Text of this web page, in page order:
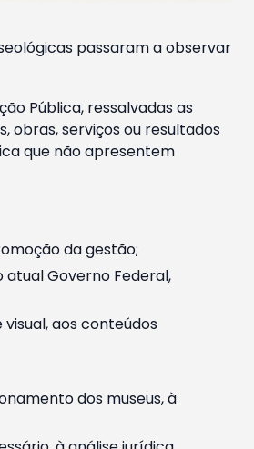
passaram a observar
Pública, ressalvadas as
obras, serviços ou resultados
que não apresentem
da gestão;
Governo Federal,
aos conteúdos
dos museus, à